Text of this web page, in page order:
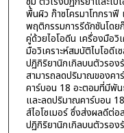
พื้นผิว ก๊าซโครมาโทกราฟี
พฤติกรรมการรีดักชันโดย
คู่ด้วยไอโอดีน เครื่องมือวิ
มือวิเคราะห์สมบัติไบโอดี
ปฏิกิริยานิกเกิลบนตัวรอง
สามารถลดปริมาณของค
คาร์บอน 18 อะตอมที่มีพั
และลดปริมาณคาร์บอน
ส์ไอโซเมอร์ ซึ่งส่งผลดีต่อ
ปฏิกิริยานิกเกิลบนตัวรอง